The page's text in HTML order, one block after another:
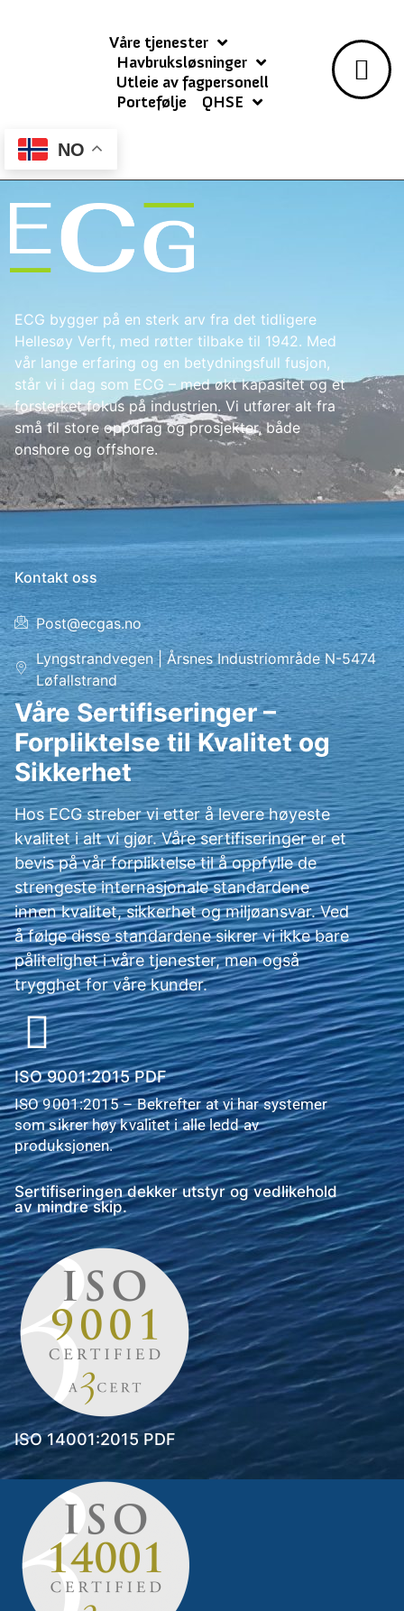
Våre tjenester
Havbruksløsninger
Utleie av fagpersonell
Portefølje
QHSE
NO
ECG bygger på en sterk arv fra det tidligere
Hellesøy Verft, med røtter tilbake til 1942. Med
vår lange erfaring og en betydningsfull fusjon,
står vi i dag som ECG – med økt kapasitet og et
forsterket fokus på industrien. Vi utfører alt fra
små til store oppdrag og prosjekter, både
onshore og offshore.
Kontakt oss
Post@ecgas.no
Lyngstrandvegen | Årsnes Industriområde N-5474
Løfallstrand
Våre Sertifiseringer –
Forpliktelse til Kvalitet og
Sikkerhet
Hos ECG streber vi etter å levere høyeste
kvalitet i alt vi gjør. Våre sertifiseringer er et
bevis på vår forpliktelse til å oppfylle de
strengeste internasjonale standardene
innen kvalitet, sikkerhet og miljøansvar. Ved
å følge disse standardene sikrer vi ikke bare
pålitelighet i våre tjenester, men også
trygghet for våre kunder.
ISO 9001:2015 PDF
ISO 9001:2015 – Bekrefter at vi har systemer
som sikrer høy kvalitet i alle ledd av
produksjonen.
Sertifiseringen dekker utstyr og vedlikehold
av mindre skip.
ISO 14001:2015 PDF